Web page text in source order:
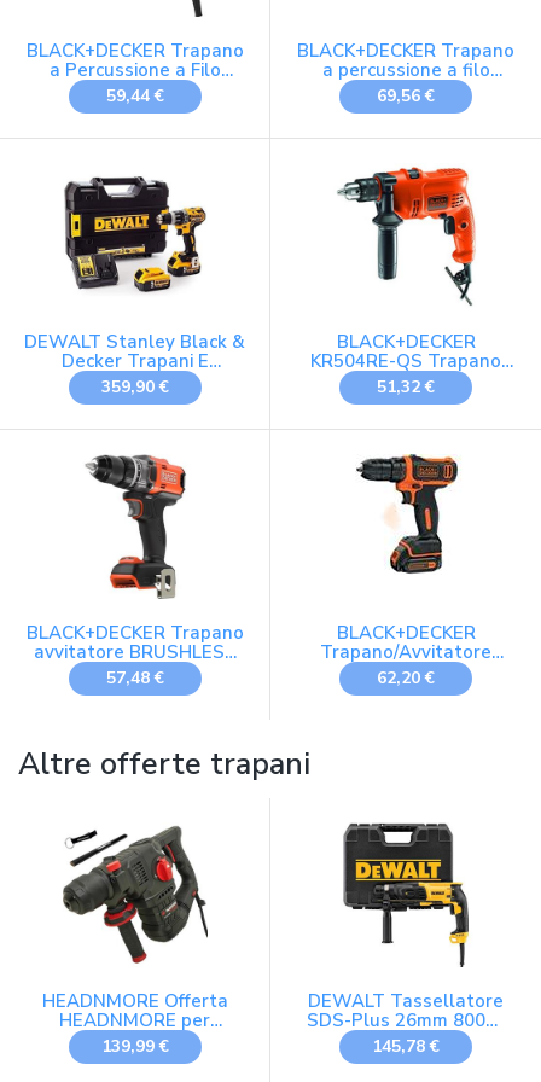
BLACK+DECKER Trapano
a Percussione a Filo
Compact
59,44 €
BLACK+DECKER Trapano
a percussione a filo
710W azione
martellante ad alte
variabile per precisione
include 32 accessori in
borsa morbida
BEH710SA32-QS
69,56 €
DEWALT Stanley Black &
Decker Trapani E
Tassellatori - Dcd796p2-
qw
359,90 €
BLACK+DECKER
KR504RE-QS Trapano
[Vecchio Modello]
51,32 €
BLACK+DECKER Trapano
avvitatore BRUSHLESS
18V, coppia 50Nm, 2
velocità, luce LED, senza
57,48 €
BLACK+DECKER
Trapano/Avvitatore
10.8V Litio. Batteria a
slitta per un cambio più
62,20 €
Altre offerte trapani
HEADNMORE Offerta
HEADNMORE per
PARKSIDE
PERFORMANCE® PPBH
139,99 €
DEWALT Tassellatore
SDS-Plus 26mm 800W
2,6J - ROTOSTOP,
D25133K-QS
145,78 €